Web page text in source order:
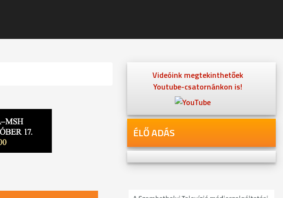
Videóink megtekinthetőek
Youtube-csatornánkon is!
ÉLŐ ADÁS